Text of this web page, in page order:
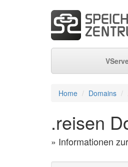
Home Domains
.reisen
» Informationen